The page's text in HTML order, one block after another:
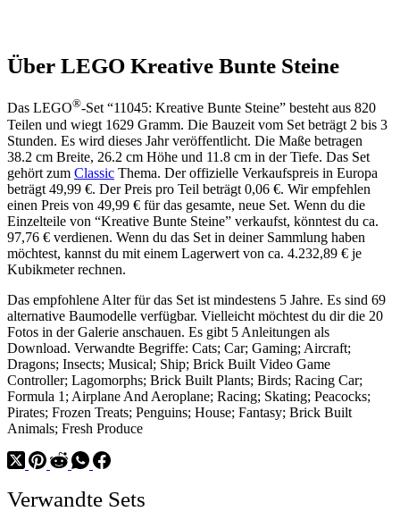
Über LEGO Kreative Bunte Steine
Das LEGO®-Set “11045: Kreative Bunte Steine” besteht aus 820
Teilen und wiegt 1629 Gramm. Die Bauzeit vom Set beträgt 2 bis 3
Stunden. Es wird dieses Jahr veröffentlicht. Die Maße betragen
38.2 cm Breite, 26.2 cm Höhe und 11.8 cm in der Tiefe. Das Set
gehört zum Classic Thema. Der offizielle Verkaufspreis in Europa
beträgt 49,99 €. Der Preis pro Teil beträgt 0,06 €. Wir empfehlen
einen Preis von 49,99 € für das gesamte, neue Set. Wenn du die
Einzelteile von “Kreative Bunte Steine” verkaufst, könntest du ca.
97,76 € verdienen. Wenn du das Set in deiner Sammlung haben
möchtest, kannst du mit einem Lagerwert von ca. 4.232,89 € je
Kubikmeter rechnen.
Das empfohlene Alter für das Set ist mindestens 5 Jahre. Es sind 69
alternative Baumodelle verfügbar. Vielleicht möchtest du dir die 20
Fotos in der Galerie anschauen. Es gibt 5 Anleitungen als
Download. Verwandte Begriffe: Cats; Car; Gaming; Aircraft;
Dragons; Insects; Musical; Ship; Brick Built Video Game
Controller; Lagomorphs; Brick Built Plants; Birds; Racing Car;
Formula 1; Airplane And Aeroplane; Racing; Skating; Peacocks;
Pirates; Frozen Treats; Penguins; House; Fantasy; Brick Built
Animals; Fresh Produce
Verwandte Sets